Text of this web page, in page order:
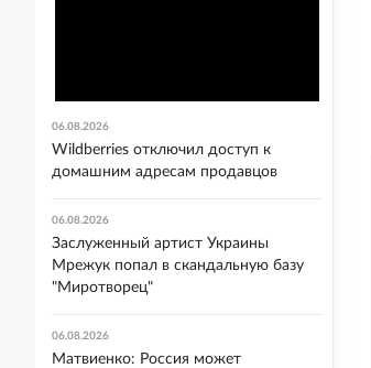
06.08.2026
Wildberries отключил доступ к
домашним адресам продавцов
06.08.2026
Заслуженный артист Украины
Мрежук попал в скандальную базу
"Миротворец"
06.08.2026
Матвиенко: Россия может